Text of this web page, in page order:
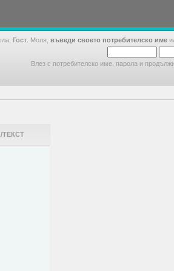
Гост . Моля, въведи своето потребителско име
Влез с потребителско име, парола и